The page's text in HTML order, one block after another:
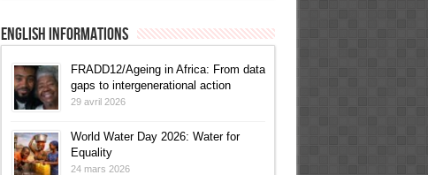
English informations
FRADD12/Ageing in Africa: From data
gaps to intergenerational action
29 avril 2026
World Water Day 2026: Water for
Equality
24 mars 2026